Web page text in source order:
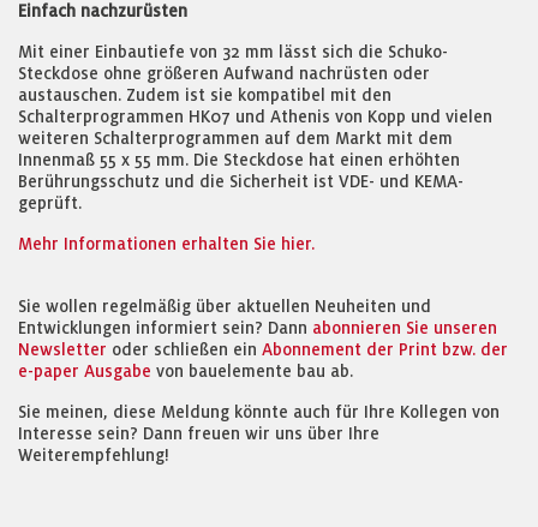
Einfach nachzurüsten
Mit einer Einbautiefe von 32 mm lässt sich die Schuko-
Steckdose ohne größeren Aufwand nachrüsten oder
austauschen. Zudem ist sie kompatibel mit den
Schalterprogrammen HK07 und Athenis von Kopp und vielen
weiteren Schalterprogrammen auf dem Markt mit dem
Innenmaß 55 x 55 mm. Die Steckdose hat einen erhöhten
Berührungsschutz und die Sicherheit ist VDE- und KEMA-
geprüft.
Mehr Informationen erhalten Sie hier.
Sie wollen regelmäßig über aktuellen Neuheiten und
Entwicklungen informiert sein? Dann abonnieren Sie unseren
Newsletter oder schließen ein Abonnement der Print bzw. der
e-paper Ausgabe von bauelemente bau ab.
Sie meinen, diese Meldung könnte auch für Ihre Kollegen von
Interesse sein? Dann freuen wir uns über Ihre
Weiterempfehlung!